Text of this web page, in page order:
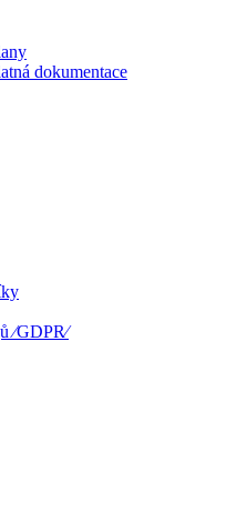
dokumentace
⁄GDPR⁄